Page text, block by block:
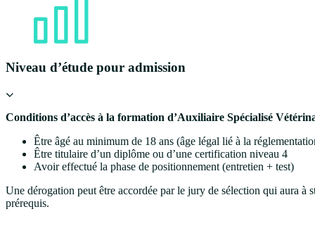
Niveau d’étude pour admission
Conditions d’accès à la formation d’Auxiliaire Spécialisé
Être âgé au minimum de 18 ans (âge légal lié à la
Être titulaire d’un diplôme ou d’une certification niveau 4
Avoir effectué la phase de positionnement (entretien + test)
Une dérogation peut être accordée par le jury de sélection qui aura à
prérequis.